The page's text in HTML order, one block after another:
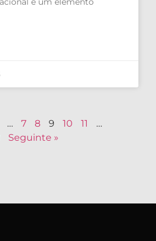
… 7 8 9 10 11
…
Seguinte »